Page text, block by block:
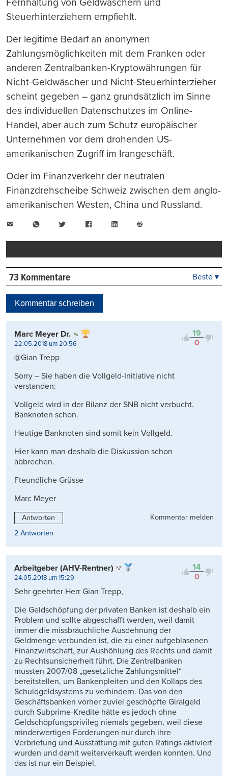
Steuerhinterziehern empfiehlt.
Der legitime Bedarf an anonymen
Zahlungsmöglichkeiten mit dem Franken oder
anderen Zentralbanken-Kryptowährungen für
Nicht-Geldwäscher und Nicht-Steuerhinterzieher
scheint gegeben – ganz grundsätzlich im Sinne
des individuellen Datenschutzes im Online-
Handel, aber auch zum Schutz europäischer
Unternehmen vor dem drohenden US-
amerikanischen Zugriff im Irangeschäft.
Oder im Finanzverkehr der neutralen
Finanzdrehscheibe Schweiz zwischen dem anglo-
amerikanischen Westen, China und Russland.
WhatsAppTwitter FacebookLinkedIn
drucken
73 Kommentare
Kontrovers
Beste ▾
Kommentar schreiben
19
0
Marc Meyer Dr.
22.05.2018 um 20:56
@Gian Trepp
Sorry – Sie haben die Vollgeld-Initiative nicht
verstanden:
Vollgeld wird in der Bilanz der SNB nicht verbucht.
Banknoten schon.
Heutige Banknoten sind somit kein Vollgeld.
Hier kann man deshalb die Diskussion schon
abbrechen.
Fteundliche Grüsse
Marc Meyer
Antworten
Kommentar melden
2 Antworten
14
0
Arbeitgeber (AHV-Rentner)
24.05.2018 um 15:29
Sehr geehrter Herr Gian Trepp,
Die Geldschöpfung der privaten Banken ist deshalb ein
Problem und sollte abgeschafft werden, weil damit
immer die missbräuchliche Ausdehnung der
Geldmenge verbunden ist, die zu einer aufgeblasenen
Finanzwirtschaft, zur Aushöhlung des Rechts und damit
zu Rechtsunsicherheit führt. Die Zentralbanken
mussten 2007/08 „gesetzliche Zahlungsmittel“
bereitstellen, um Bankenpleiten und den Kollaps des
Schuldgeldsystems zu verhindern. Das von den
Geschäftsbanken vorher zuviel geschöpfte Giralgeld
durch Subprime-Kredite hätte es jedoch ohne
Geldschöpfungsprivileg niemals gegeben, weil diese
minderwertigen Forderungen nur durch ihre
Verbriefung und Ausstattung mit guten Ratings aktiviert
wurden und damit weiterverkauft werden konnten. Und
das ist nur ein Beispiel.